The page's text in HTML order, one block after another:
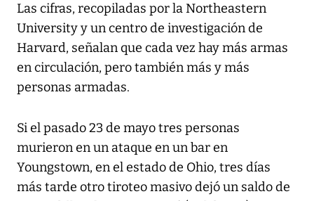
Las cifras, recopiladas por la Northeastern
University y un centro de investigación de
Harvard, señalan que cada vez hay más armas
en circulación, pero también más y más
personas armadas.
Si el pasado 23 de mayo tres personas
murieron en un ataque en un bar en
Youngstown, en el estado de Ohio, tres días
más tarde otro tiroteo masivo dejó un saldo de